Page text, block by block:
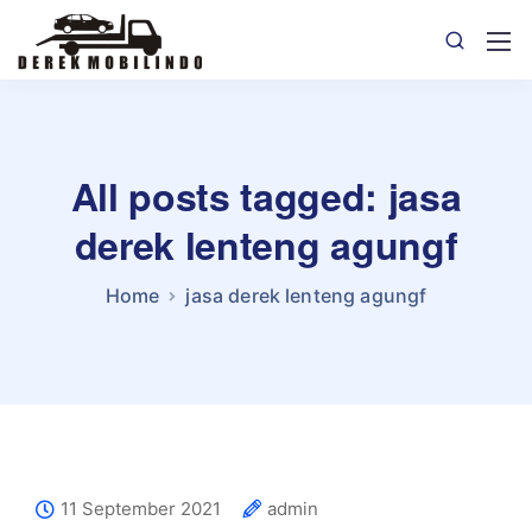
All posts tagged: jasa
derek lenteng agungf
Home jasa derek lenteng agungf
11 September 2021
admin